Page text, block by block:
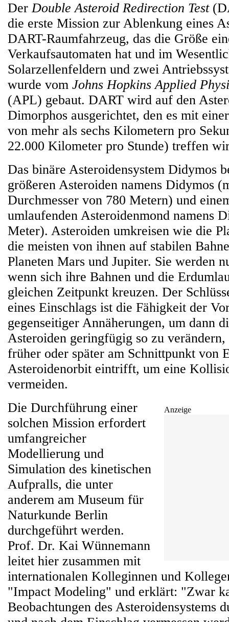
DerDouble Asteroid Redirection Test
die erste Mission zur Ablenkung eines
DART-Raumfahrzeug, das die Größe
Verkaufsautomaten hat und im
Solarzellenfeldern und zwei
wurde vom Johns Hopkins Applied
(APL) gebaut. DART wird auf den
Dimorphos ausgerichtet, den es mit
von mehr als sechs Kilometern pro
22.000 Kilometer pro Stunde) treffen
Das binäre Asteroidensystem Didymos
größeren Asteroiden namens Didymos
Durchmesser von 780 Metern) und
umlaufenden Asteroidenmond namens
Meter). Asteroiden umkreisen wie die
die meisten von ihnen auf stabilen
Planeten Mars und Jupiter. Sie werden
wenn sich ihre Bahnen und die
gleichen Zeitpunkt kreuzen. Der
eines Einschlags ist die Fähigkeit der
gegenseitiger Annäherungen, um dann
Asteroiden geringfügig so zu verändern,
früher oder später am Schnittpunkt von
Asteroidenorbit eintrifft, um eine
vermeiden.
Anzeige
Die Durchführung einer
solchen Mission erfordert
umfangreicher
Modellierung und
Simulation des kinetischen
Aufpralls, die unter
anderem am Museum für
Naturkunde Berlin
durchgeführt werden.
Prof. Dr. Kai Wünnemann
leitet hier zusammen mit
internationalen Kolleginnen und
"Impact Modeling" und erklärt: "Zwar
Beobachtungen des Asteroidensystems